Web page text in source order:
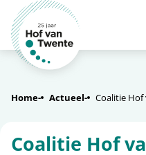
Home Actueel Coalitie
Coalitie Hof